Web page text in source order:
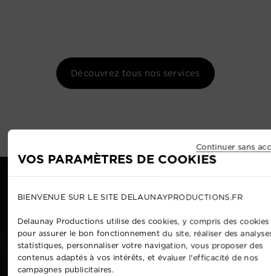
Découvrez tous nos services
VOS PARAMÈTRES DE COOKIES
Continuer sans
BIENVENUE SUR LE SITE DELAUNAYPRODUCTIONS.FR
Delaunay Productions utilise des cookies, y compris des
pour assurer le bon fonctionnement du site, réaliser des
statistiques, personnaliser votre navigation, vous proposer des
contenus adaptés à vos intérêts, et évaluer l'efficacité de nos
campagnes publicitaires.